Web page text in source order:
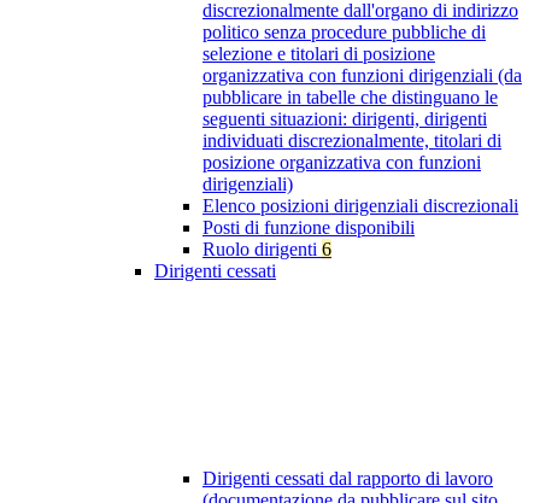
discrezionalmente dall'organo di indirizzo
politico senza procedure pubbliche di
selezione e titolari di posizione
organizzativa con funzioni dirigenziali (da
pubblicare in tabelle che distinguano le
seguenti situazioni: dirigenti, dirigenti
individuati discrezionalmente, titolari di
posizione organizzativa con funzioni
dirigenziali)
Elenco posizioni dirigenziali discrezionali
Posti di funzione disponibili
Ruolo dirigenti 6
Dirigenti cessati
Dirigenti cessati dal rapporto di lavoro